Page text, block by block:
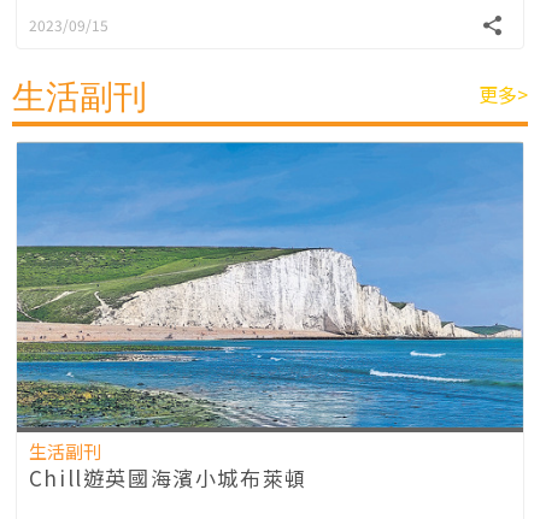
2023/09/15
生活副刊 更多>
生活副刊
Chill遊英國海濱小城布萊頓